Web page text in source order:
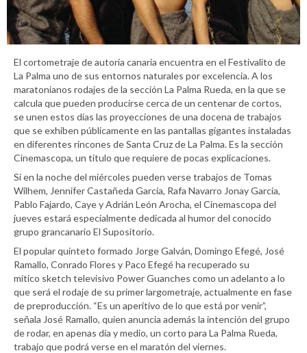
El cortometraje de autoría canaria encuentra en el Festivalito de
La Palma uno de sus entornos naturales por excelencia. A los
maratonianos rodajes de la sección La Palma Rueda, en la que se
calcula que pueden producirse cerca de un centenar de cortos,
se unen estos días las proyecciones de una docena de trabajos
que se exhiben públicamente en las pantallas gigantes instaladas
en diferentes rincones de Santa Cruz de La Palma. Es la sección
Cinemascopa, un título que requiere de pocas explicaciones.
Si en la noche del miércoles pueden verse trabajos de Tomas
Wilhem, Jennifer Castañeda García, Rafa Navarro Jonay García,
Pablo Fajardo, Caye y Adrián León Arocha, el Cinemascopa del
jueves estará especialmente dedicada al humor del conocido
grupo grancanario El Supositorio.
El popular quinteto formado Jorge Galván, Domingo Efegé, José
Ramallo, Conrado Flores y Paco Efegé ha recuperado su
mítico sketch televisivo Power Guanches como un adelanto a lo
que será el rodaje de su primer largometraje, actualmente en fase
de preproducción. “Es un aperitivo de lo que está por venir”,
señala José Ramallo, quien anuncia además la intención del grupo
de rodar, en apenas día y medio, un corto para La Palma Rueda,
trabajo que podrá verse en el maratón del viernes.